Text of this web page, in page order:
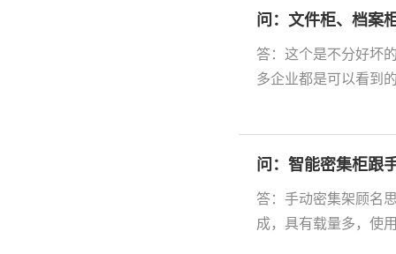
问：文件柜、档案
答：这个是不分好坏
多企业都是可以看到
问：智能密集柜跟
答：手动密集架顾名
成，具有载量多，使